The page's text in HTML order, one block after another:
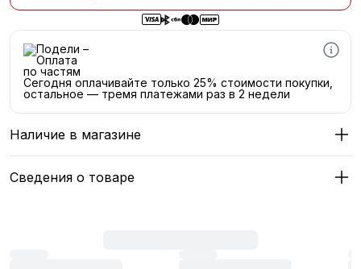
Сегодня оплачивайте только 25% стоимости покупки,
остальное — тремя платежами раз в 2 недели
Наличие в магазине
Сведения о товаре